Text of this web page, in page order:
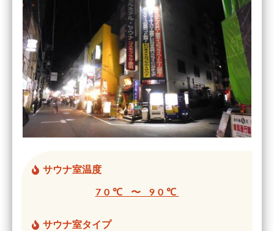
サウナ室温度
70℃ 〜 90℃
サウナ室タイプ